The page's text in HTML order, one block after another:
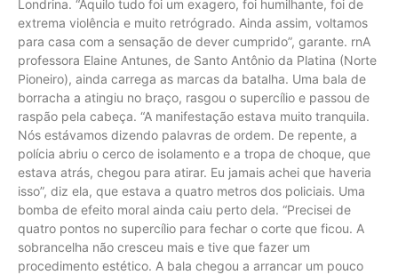
Londrina. “Aquilo tudo foi um exagero, foi humilhante, foi de
extrema violência e muito retrógrado. Ainda assim, voltamos
para casa com a sensação de dever cumprido”, garante. rnA
professora Elaine Antunes, de Santo Antônio da Platina (Norte
Pioneiro), ainda carrega as marcas da batalha. Uma bala de
borracha a atingiu no braço, rasgou o supercílio e passou de
raspão pela cabeça. “A manifestação estava muito tranquila.
Nós estávamos dizendo palavras de ordem. De repente, a
polícia abriu o cerco de isolamento e a tropa de choque, que
estava atrás, chegou para atirar. Eu jamais achei que haveria
isso”, diz ela, que estava a quatro metros dos policiais. Uma
bomba de efeito moral ainda caiu perto dela. “Precisei de
quatro pontos no supercílio para fechar o corte que ficou. A
sobrancelha não cresceu mais e tive que fazer um
procedimento estético. A bala chegou a arrancar um pouco